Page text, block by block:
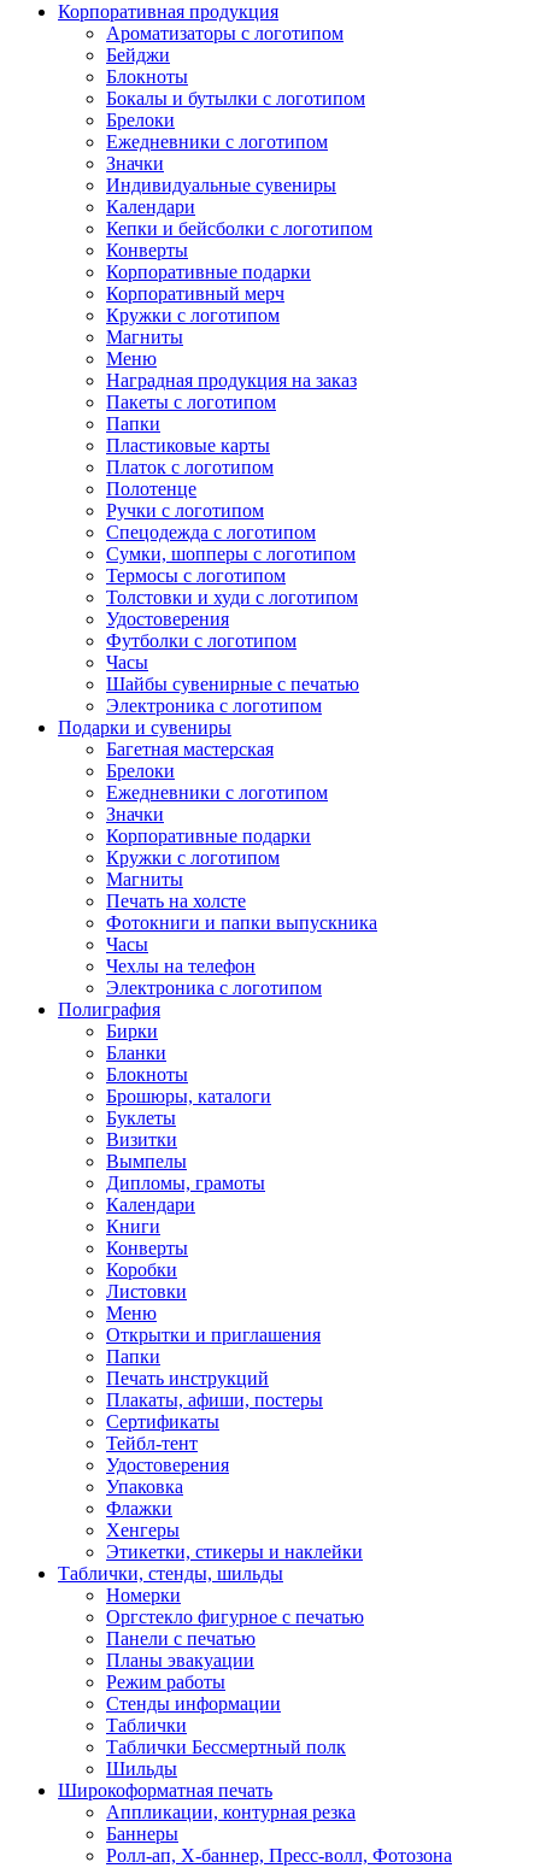
Корпоративная продукция
Ароматизаторы с логотипом
Бейджи
Блокноты
Бокалы и бутылки с логотипом
Брелоки
Ежедневники с логотипом
Значки
Индивидуальные сувениры
Календари
Кепки и бейсболки с логотипом
Конверты
Корпоративные подарки
Корпоративный мерч
Кружки с логотипом
Магниты
Меню
Наградная продукция на заказ
Пакеты с логотипом
Папки
Пластиковые карты
Платок с логотипом
Полотенце
Ручки с логотипом
Спецодежда с логотипом
Сумки, шопперы с логотипом
Термосы с логотипом
Толстовки и худи с логотипом
Удостоверения
Футболки с логотипом
Часы
Шайбы сувенирные с печатью
Электроника с логотипом
Подарки и сувениры
Багетная мастерская
Брелоки
Ежедневники с логотипом
Значки
Корпоративные подарки
Кружки с логотипом
Магниты
Печать на холсте
Фотокниги и папки выпускника
Часы
Чехлы на телефон
Электроника с логотипом
Полиграфия
Бирки
Бланки
Блокноты
Брошюры, каталоги
Буклеты
Визитки
Вымпелы
Дипломы, грамоты
Календари
Книги
Конверты
Коробки
Листовки
Меню
Открытки и приглашения
Папки
Печать инструкций
Плакаты, афиши, постеры
Сертификаты
Тейбл-тент
Удостоверения
Упаковка
Флажки
Хенгеры
Этикетки, стикеры и наклейки
Таблички, стенды, шильды
Номерки
Оргстекло фигурное с печатью
Панели с печатью
Планы эвакуации
Режим работы
Стенды информации
Таблички
Таблички Бессмертный полк
Шильды
Широкоформатная печать
Аппликации, контурная резка
Баннеры
Ролл-ап, X-баннер, Пресс-волл, Фотозона